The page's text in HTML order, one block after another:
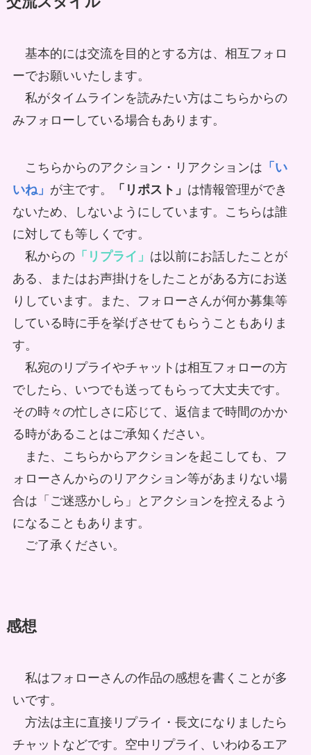
基本的には交流を目的とする方は、相互フォロ
ーでお願いいたします。
私がタイムラインを読みたい方はこちらからの
みフォローしている場合もあります。
こちらからのアクション・リアクションは 「い
いね」 が主です。 「リポスト」 は情報管理ができ
ないため、しないようにしています。こちらは誰
に対しても等しくです。
私からの「リプライ」 は以前にお話したことが
ある、またはお声掛けをしたことがある方にお送
りしています。また、フォローさんが何か募集等
している時に手を挙げさせてもらうこともありま
す。
私宛のリプライやチャットは相互フォローの方
でしたら、いつでも送ってもらって大丈夫です。
その時々の忙しさに応じて、返信まで時間のかか
る時があることはご承知ください。
また、こちらからアクションを起こしても、フ
ォローさんからのリアクション等があまりない場
合は「ご迷惑かしら」とアクションを控えるよう
になることもあります。
ご了承ください。
感想
私はフォローさんの作品の感想を書くことが多
いです。
方法は主に直接リプライ・長文になりましたら
チャットなどです。空中リプライ、いわゆるエア